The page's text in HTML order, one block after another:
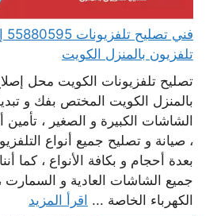
تلفزيون بالمنزل الكويت
تصليح تلفزيونات الكويت محل
بالمنزل الكويت المختص بفك و
الشاشات الكبيرة و الصغير ،
، صيانة و تصليح جميع أنواع
بعدة أحجام و بكافة الأنواع ، كما
جميع الشاشات العادية و
الكهرباء الخاصة ... اقرأ المزيد